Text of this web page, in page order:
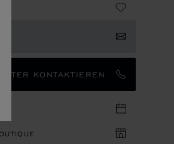
KONTAKTIEREN